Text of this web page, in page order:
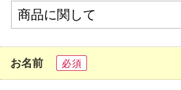
お名前 必須